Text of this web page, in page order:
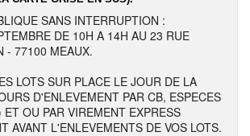
SANS INTERRUPTION :
DE 10H A 14H AU 23 RUE
- 77100 MEAUX.
LOTS SUR PLACE LE JOUR DE LA
D'ENLEVEMENT PAR CB, ESPECES
OU PAR VIREMENT EXPRESS
AVANT L'ENLEVEMENTS DE VOS LOTS.